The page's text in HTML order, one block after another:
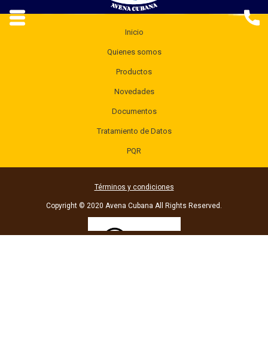
Inicio
Quienes somos
Productos
Novedades
Documentos
Tratamiento de Datos
PQR
Términos y condiciones
Copyright © 2020 Avena Cubana All Rights Reserved.